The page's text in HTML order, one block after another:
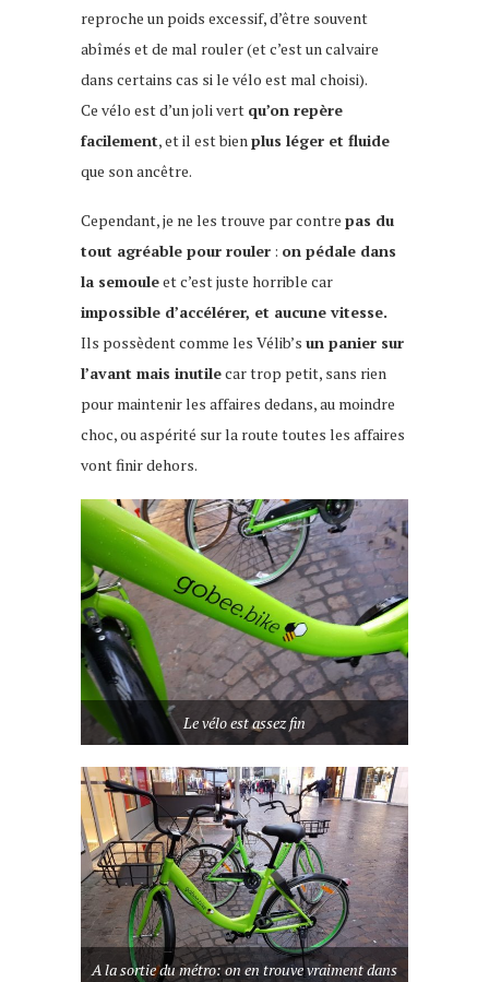
reproche un poids excessif, d’être souvent
abîmés et de mal rouler (et c’est un calvaire
dans certains cas si le vélo est mal choisi).
Ce vélo est d’un joli vert qu’on repère
facilement, et il est bienplus léger et fluide
que son ancêtre.
Cependant, je ne les trouve par contre pas du
tout agréable pour rouler : on pédale dans
la semouleet c’est juste horrible car
impossible d’accélérer, et aucune vitesse.
Ils possèdent comme les Vélib’s un panier sur
l’avant mais inutilecar trop petit, sans rien
pour maintenir les affaires dedans, au moindre
choc, ou aspérité sur la route toutes les affaires
vont finir dehors.
Le vélo est assez fin
A la sortie du métro: on en trouve vraiment dans